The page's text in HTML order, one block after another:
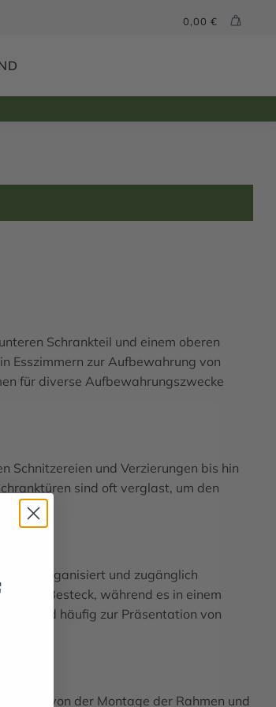
0,00 €
Schrankteil und einem oberen
Esszimmern zur Aufbewahrung von
für diverse Aufbewahrungszwecke
Schnitzereien und Verzierungen bis hin
sind oft verglast, um den
organisiert und zugänglich
und Besteck, während es in einem
wird häufig zur Präsentation von
von der Montage der Rahmen und